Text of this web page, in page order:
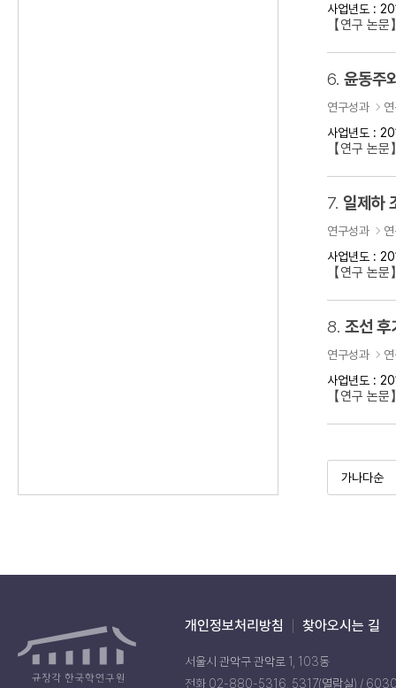
사업년도 :
【연구 논
6. 윤동주
연구성과
사업년도 :
【연구 논
7. 일제하
연구성과
사업년도 :
【연구 논
8. 조선
연구성과
사업년도 :
【연구 논
개인정보처리방침 찾아오시는 길
서울시 관악구 관악로 1, 103동
전화 02-880-5316, 5317(열람실) /